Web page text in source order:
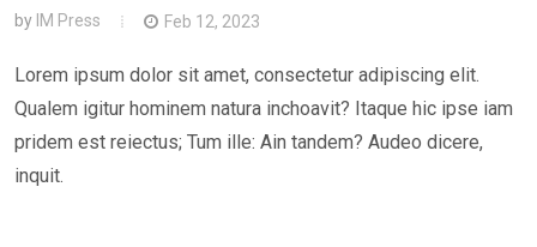
by IM Press Feb 12, 2023
Lorem ipsum dolor sit amet, consectetur adipiscing elit.
Qualem igitur hominem natura inchoavit? Itaque hic ipse iam
pridem est reiectus; Tum ille: Ain tandem? Audeo dicere,
inquit.